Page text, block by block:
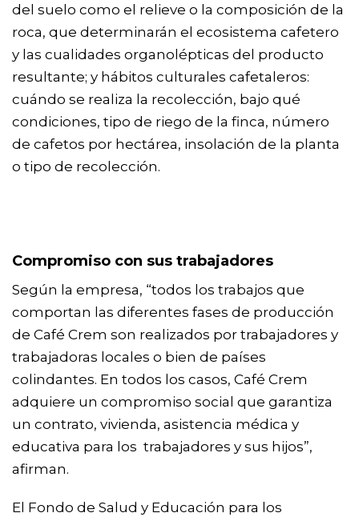
del suelo como el relieve o la composición de la
roca, que determinarán el ecosistema cafetero
y las cualidades organolépticas del producto
resultante; y hábitos culturales cafetaleros:
cuándo se realiza la recolección, bajo qué
condiciones, tipo de riego de la finca, número
de cafetos por hectárea, insolación de la planta
o tipo de recolección.
Compromiso con sus trabajadores
Según la empresa, “todos los trabajos que
comportan las diferentes fases de producción
de Café Crem son realizados por trabajadores y
trabajadoras locales o bien de países
colindantes. En todos los casos, Café Crem
adquiere un compromiso social que garantiza
un contrato, vivienda, asistencia médica y
educativa para los trabajadores y sus hijos”,
afirman.
El Fondo de Salud y Educación para los